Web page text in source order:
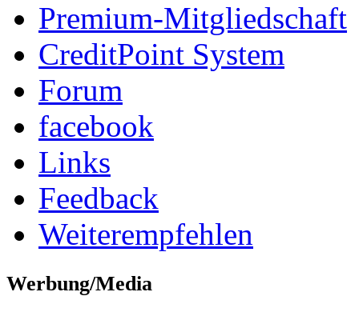
Premium-Mitgliedschaft
CreditPoint System
Forum
facebook
Links
Feedback
Weiterempfehlen
Werbung/Media